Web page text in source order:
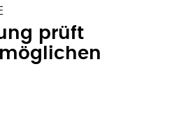
prüft